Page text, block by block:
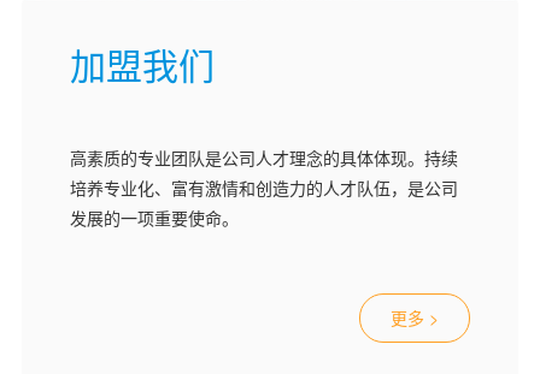
加盟我们
高素质的专业团队是公司人才理念的具体体现。持续
培养专业化、富有激情和创造力的人才队伍，是公司
发展的一项重要使命。
更多 >